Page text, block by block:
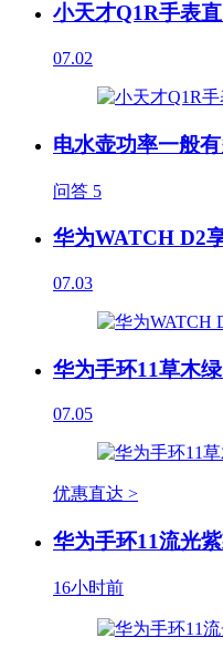
小天才Q1R手表
07.02
电水壶功率一般
问答 5
华为WATCH D2
07.03
华为手环11草木
07.05
优惠直达 >
华为手环11流光
16小时前